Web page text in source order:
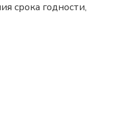
срока годности,